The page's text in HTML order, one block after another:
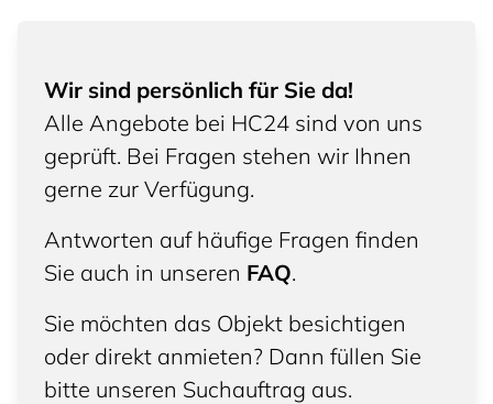
Wir sind persönlich für Sie da!
Alle Angebote bei HC24 sind von uns
geprüft. Bei Fragen stehen wir Ihnen
gerne zur Verfügung.
Antworten auf häufige Fragen finden
Sie auch in unseren FAQ.
Sie möchten das Objekt besichtigen
oder direkt anmieten? Dann füllen Sie
bitte unseren Suchauftrag aus.